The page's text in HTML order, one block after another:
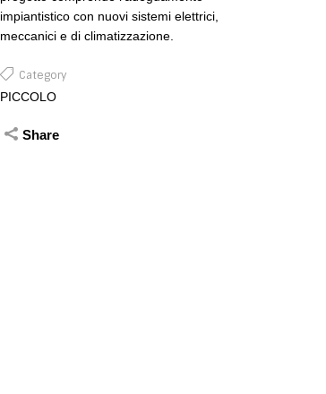
impiantistico con nuovi sistemi elettrici,
meccanici e di climatizzazione.
Category
PICCOLO
Share